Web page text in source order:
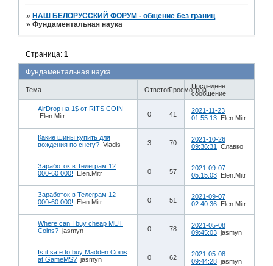
» НАШ БЕЛОРУССКИЙ ФОРУМ - общение без границ
»Фундаментальная наука
Фундаментальная наука
Страница:1
Тема ОтветовПросмотровПоследнее
сообщение
AirDrop на 1$ от RITS COIN
Elen.Mitr
0 41
2021-11-23
01:55:13 Elen.Mitr
Какие шины купить для
вождения по снегу? Vladis 3 70
2021-10-26
09:36:31
Славко
Заработок в Телеграм 12
000-60 000!
Elen.Mitr 0 57
2021-09-07
05:15:03 Elen.Mitr
Заработок в Телеграм 12
000-60 000!
Elen.Mitr 0 51
2021-09-07
02:40:36 Elen.Mitr
Where can I buy cheap MUT
Coins? jasmyn 0 78
2021-05-08
09:45:03 jasmyn
Is it safe to buy Madden Coins
at GameMS? jasmyn 0 62
2021-05-08
09:44:28 jasmyn